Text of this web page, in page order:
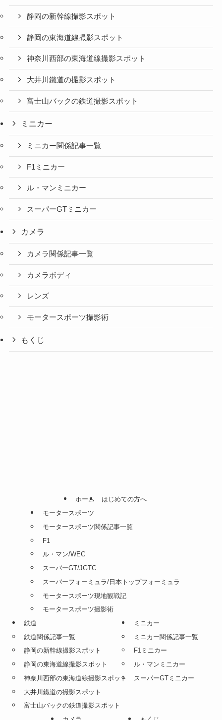
静岡の新幹線撮影スポット
静岡の東海道線撮影スポット
神奈川西部の東海道線撮影スポット
大井川鐵道の撮影スポット
富士山バックの鉄道撮影スポット
ミニカー
ミニカー関係記事一覧
F1ミニカー
ル・マンミニカー
スーパーGTミニカー
カメラ
カメラ関係記事一覧
カメラボディ
レンズ
モータースポーツ撮影術
もくじ
ホーム
はじめての方へ
モータースポーツ
モータースポーツ関係記事一覧
F1
ル・マン/WEC
スーパーGT/JGTC
スーパーフォーミュラ/日本トップフォーミュラ
モータースポーツ現地観戦記
モータースポーツ撮影術
鉄道
鉄道関係記事一覧
静岡の新幹線撮影スポット
静岡の東海道線撮影スポット
神奈川西部の東海道線撮影スポット
大井川鐵道の撮影スポット
富士山バックの鉄道撮影スポット
ミニカー
ミニカー関係記事一覧
F1ミニカー
ル・マンミニカー
スーパーGTミニカー